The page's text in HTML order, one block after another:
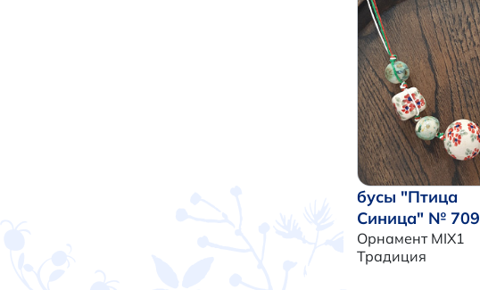
бусы "Птица
Синица" № 709
Орнамент MIX1
Традиция